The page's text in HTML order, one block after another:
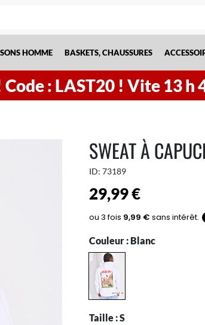
Code : LAST20 ! Vite 13h
HOMME BASKETS, CHAUSSURES
SWEAT À
ID: 73189
29,99 €
Couleur : Blanc
Taille :S